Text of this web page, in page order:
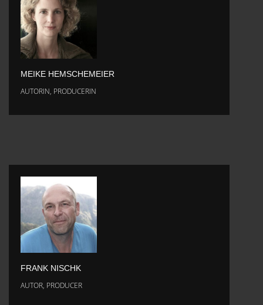
MEIKE HEMSCHEMEIER
AUTORIN, PRODUCERIN
FRANK NISCHK
AUTOR, PRODUCER